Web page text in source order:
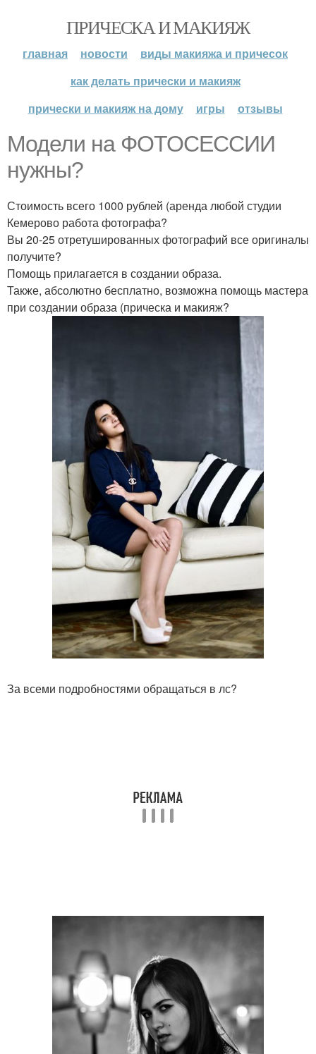
ПРИЧЕСКА И МАКИЯЖ
главная новости
виды макияжа и причесок
как делать прически и макияж
прически и макияж на дому
игры отзывы
Модели на ФОТОСЕССИИ
нужны?
Стоимость всего 1000 рублей (аренда любой студии
Кемерово работа фотографа?
Вы 20-25 отретушированных фотографий все оригиналы
получите?
Помощь прилагается в создании образа.
Также, абсолютно бесплатно, возможна помощь мастера
при создании образа (прическа и макияж?
За всеми подробностями обращаться в лс?